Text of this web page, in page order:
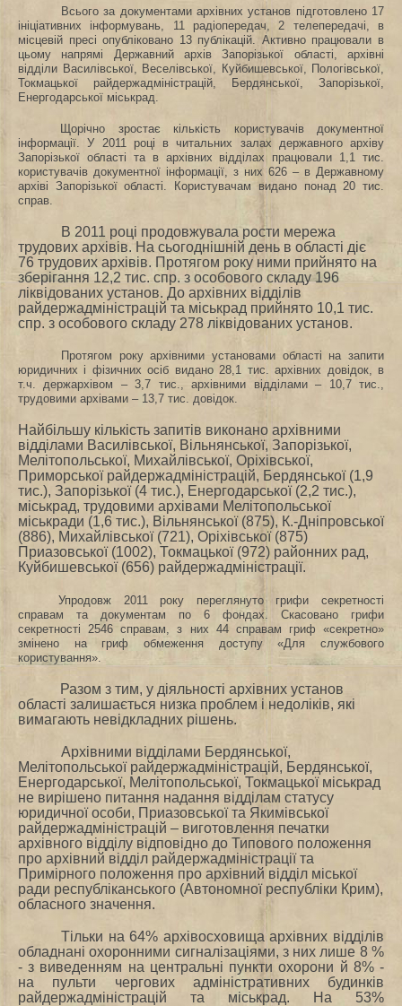
Всього за документами архівних установ підготовлено 17
ініціативних інформувань, 11 радіопередач, 2 телепередачі, в
місцевій пресі опубліковано 13 публікацій. Активно працювали в
цьому напрямі Державний архів Запорізької області, архівні
відділи Василівської, Веселівської, Куйбишевської, Пологівської,
Токмацької райдержадміністрацій, Бердянської, Запорізької,
Енергодарської міськрад.
Щорічно зростає кількість користувачів документної
інформації. У 2011 році в читальних залах державного архіву
Запорізької області та в архівних відділах працювали 1,1 тис.
користувачів документної інформації, з них 626 – в Державному
архіві Запорізької області. Користувачам видано понад 20 тис.
справ.
В 2011 році продовжувала рости мережа
трудових архівів. На сьогоднішній день в області діє
76 трудових архівів. Протягом року ними прийнято на
зберігання 12,2 тис. спр. з особового складу 196
ліквідованих установ. До архівних відділів
райдержадміністрацій та міськрад прийнято 10,1 тис.
спр. з особового складу 278 ліквідованих установ.
Протягом року архівними установами області на запити
юридичних і фізичних осіб видано 28,1 тис. архівних довідок, в
т.ч. держархівом – 3,7 тис., архівними відділами – 10,7 тис.,
трудовими архівами – 13,7 тис. довідок.
Найбільшу кількість запитів виконано архівними
відділами Василівської, Вільнянської, Запорізької,
Мелітопольської, Михайлівської, Оріхівської,
Приморської райдержадміністрацій, Бердянської (1,9
тис.), Запорізької (4 тис.), Енергодарської (2,2 тис.),
міськрад, трудовими архівами Мелітопольської
міськради (1,6 тис.), Вільнянської (875), К.-Дніпровської
(886), Михайлівської (721), Оріхівської (875)
Приазовської (1002), Токмацької (972) районних рад,
Куйбишевської (656) райдержадміністрації.
Упродовж
2011 року переглянуто грифи секретності
справам та документам по 6 фондах. Скасовано грифи
секретності 2546 справам, з них 44 справам гриф «секретно»
змінено на гриф обмеження доступу «Для службового
користування».
Разом з тим, у діяльності архівних установ
області залишається низка проблем і недоліків, які
вимагають невідкладних рішень.
Архівними відділами Бердянської,
Мелітопольської райдержадміністрацій, Бердянської,
Енергодарської, Мелітопольської, Токмацької міськрад
не вирішено питання надання відділам статусу
юридичної особи, Приазовської та Якимівської
райдержадміністрацій – виготовлення печатки
архівного відділу відповідно до Типового положення
про архівний відділ райдержадміністрації та
Примірного положення про архівний відділ міської
ради республіканського (Автономної республіки Крим),
обласного значення.
Тільки на 64% архівосховища архівних відділів
обладнані охоронними сигналізаціями, з них лише 8 %
- з виведенням на центральні пункти охорони й 8% -
на пульти чергових адміністративних будинків
райдержадміністрацій та міськрад. На 53%